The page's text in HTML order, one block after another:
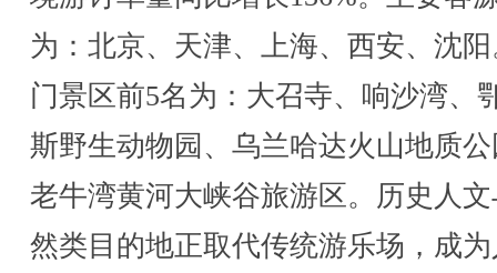
为：北京、天津、上海、西安、沈
门景区前5名为：大召寺、响沙湾、
斯野生动物园、乌兰哈达火山地质
老牛湾黄河大峡谷旅游区。历史人
然类目的地正取代传统游乐场，成